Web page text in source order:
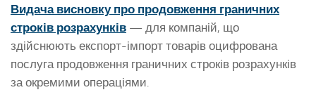
Видача висновку про продовження граничних
строків розрахунків — для компаній, що
здійснюють експорт-імпорт товарів оцифрована
послуга продовження граничних строків розрахунків
за окремими операціями.